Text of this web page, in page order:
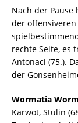
Nach der
der
rechte Seite, es
Antonaci (75.).
der
Wormatia
Karwot, Stulin